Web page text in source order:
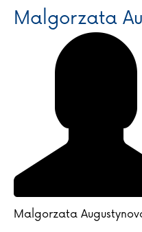
Malgorzata
Malgorzata